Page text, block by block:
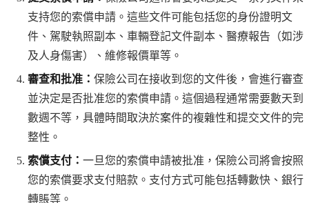
支持您的索償申請。這些文件可能包括您的身份證明文
件、駕駛執照副本、車輛登記文件副本、醫療報告（如涉
及人身傷害）、維修報價單等。
審查和批准： 保險公司在接收到您的文件後，會進行審查
並決定是否批准您的索償申請。這個過程通常需要數天到
數週不等，具體時間取決於案件的複雜性和提交文件的完
整性。
索償支付： 一旦您的索償申請被批准，保險公司將會按照
您的索償要求支付賠款。支付方式可能包括轉數快、銀行
轉賬等。